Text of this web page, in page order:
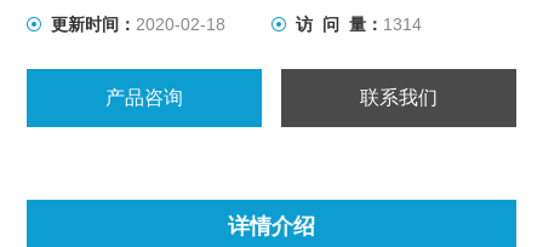
更新时间： 2020-02-18 访 问 量： 1314
产品咨询 联系我们
详情介绍